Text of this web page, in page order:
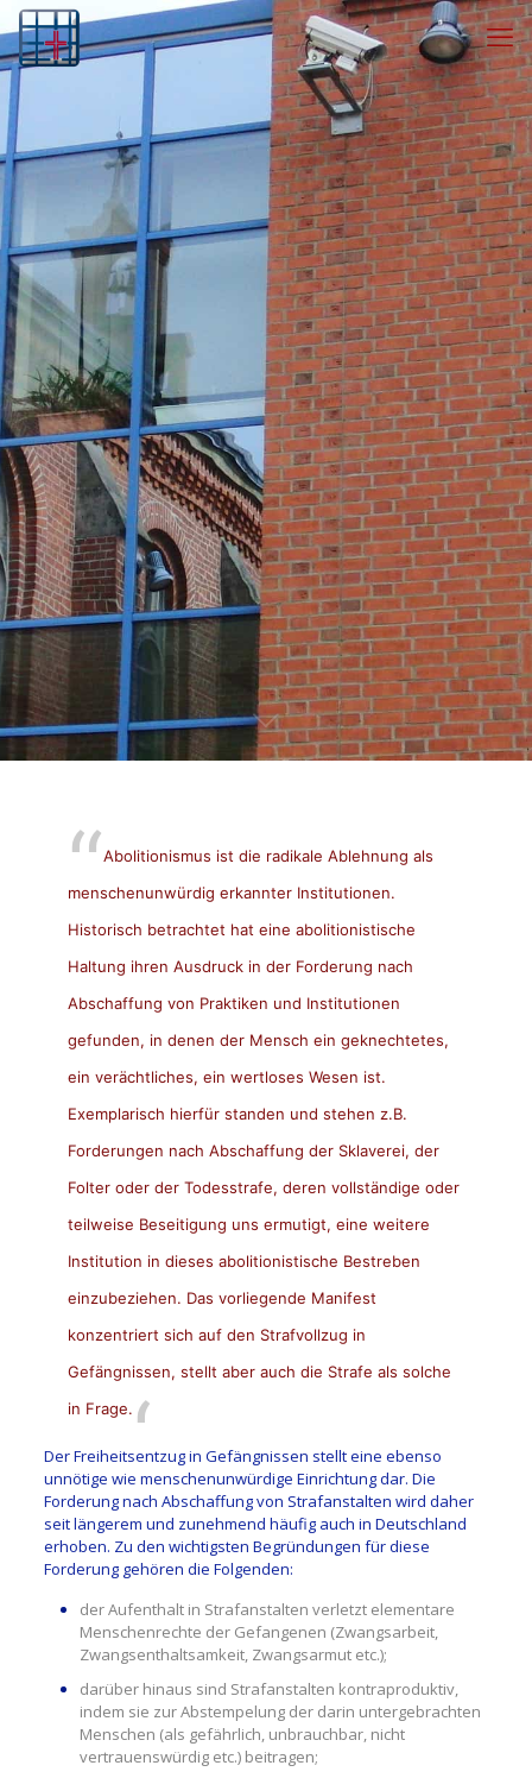
Abolitionismus ist die radikale Ablehnung als
menschenunwürdig erkannter Institutionen.
Historisch betrachtet hat eine abolitionistische
Haltung ihren Ausdruck in der Forderung nach
Abschaffung von Praktiken und Institutionen
gefunden, in denen der Mensch ein geknechtetes,
ein verächtliches, ein wertloses Wesen ist.
Exemplarisch hierfür standen und stehen z.B.
Forderungen nach Abschaffung der Sklaverei, der
Folter oder der Todesstrafe, deren vollständige oder
teilweise Beseitigung uns ermutigt, eine weitere
Institution in dieses abolitionistische Bestreben
einzubeziehen. Das vorliegende Manifest
konzentriert sich auf den Strafvollzug in
Gefängnissen, stellt aber auch die Strafe als solche
in Frage.
Der Freiheitsentzug in Gefängnissen stellt eine ebenso
unnötige wie menschenunwürdige Einrichtung dar. Die
Forderung nach Abschaffung von Strafanstalten wird daher
seit längerem und zunehmend häufig auch in Deutschland
erhoben. Zu den wichtigsten Begründungen für diese
Forderung gehören die Folgenden:
der Aufenthalt in Strafanstalten verletzt elementare
Menschenrechte der Gefangenen (Zwangsarbeit,
Zwangsenthaltsamkeit, Zwangsarmut etc.);
darüber hinaus sind Strafanstalten kontraproduktiv,
indem sie zur Abstempelung der darin untergebrachten
Menschen (als gefährlich, unbrauchbar, nicht
vertrauenswürdig etc.) beitragen;